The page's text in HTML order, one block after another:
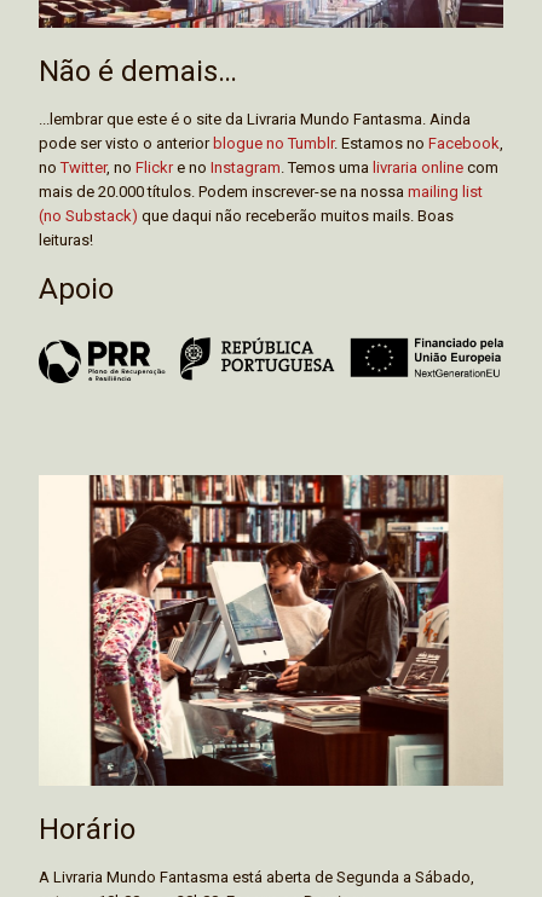
Não é demais…
...lembrar que este é o site da Livraria Mundo Fantasma. Ainda
pode ser visto o anterior blogue no Tumblr. Estamos no Facebook,
noTwitter, no Flickre no Instagram. Temos uma livraria online com
mais de 20.000 títulos. Podem inscrever-se na nossa mailing list
(no Substack) que daqui não receberão muitos mails. Boas
leituras!
Apoio
Horário
A Livraria Mundo Fantasma está aberta de Segunda a Sábado,